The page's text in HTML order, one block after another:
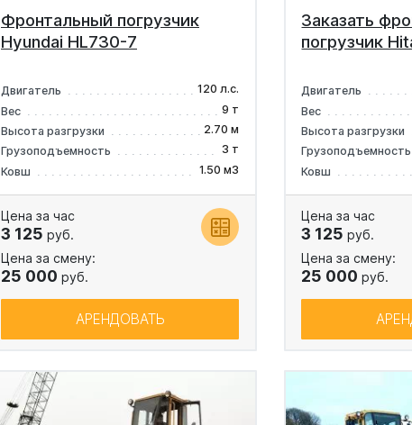
Фронтальный погрузчик
Hyundai HL730-7
Двигатель
120 л.с.
Вес
9 т
Высота разгрузки
2.70 м
Грузоподъемность
3 т
Ковш
1.50 м3
Цена за час
3 125 руб.
Цена за смену:
25 000 руб.
АРЕНДОВАТЬ
Заказать
погрузчик
Двигатель
Вес
Высота разгрузки
Грузоподъемность
Ковш
Цена за час
3 125 руб.
Цена за смену:
25 000 руб.